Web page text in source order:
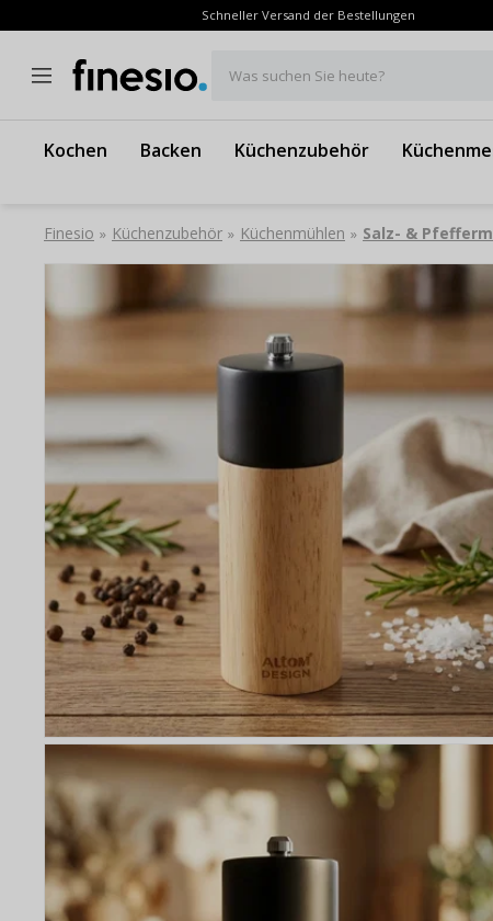
Schneller Versand der Bestellungen
Was suchen Sie heute?
Kochen Backen Küchenzubehör
Finesio » Küchenzubehör » Küchenmühlen » Salz- &